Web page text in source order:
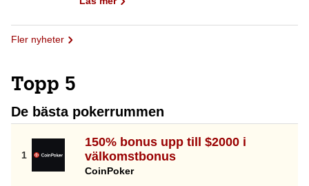
Fler nyheter
Topp 5
De bästa pokerrummen
150% bonus upp till $2000 i
välkomstbonus
CoinPoker